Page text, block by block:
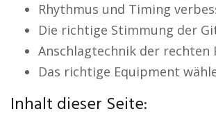
Rhythmus und Timing
Die richtige Stimmung der
Anschlagtechnik der rechten
Das richtige Equipment
Inhalt dieser Seite: